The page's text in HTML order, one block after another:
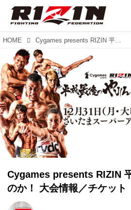
HOME Cygames presents RIZIN 平成最後のやれんのか！ 大会情報／チケット
Cygames presents RIZIN
のか！ 大会情報／チケット